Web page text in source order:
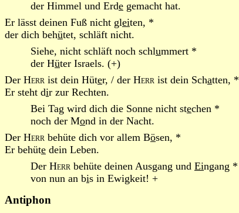
der Himmel und Erde gemacht hat.
Er lässt deinen Fuß nicht gleiten, *
der dich behütet, schläft nicht.
Siehe, nicht schläft noch schlummert *
der Hüter Israels. (+)
Der Herr ist dein Hüter, / der Herr ist dein Schatten, *
Er steht dir zur Rechten.
Bei Tag wird dich die Sonne nicht stechen *
noch der Mond in der Nacht.
Der Herr behüte dich vor allem Bösen, *
Er behüte dein Leben.
Der Herr behüte deinen Ausgang und Eingang *
von nun an bis in Ewigkeit! +
Antiphon